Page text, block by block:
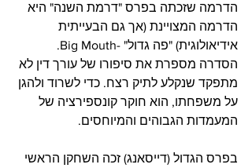
הדרמה שזכתה בפרס "דרמת השנה" היא
הדרמה המצויינת (אך גם הבעייתית
אידיאולוגית) "פה גדול" -Big Mouth.
הסדרה מספרת את סיפורו של עורך דין לא
מתפקד שנקלע לתיק רצח. כדי לשרוד ולהגן
על משפחתו, הוא חוקר קונספירציה של
המעמדות הגבוהים והמיוחסים.
בפרס הגדול (דייסאנג) זכה השחקן הראשי